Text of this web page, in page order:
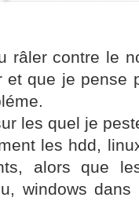
râler contre le
et que je pense
les quel je
les hdd,
alors que
windows